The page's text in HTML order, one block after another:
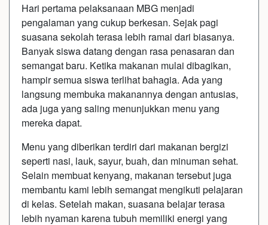
Hari pertama pelaksanaan MBG menjadi
pengalaman yang cukup berkesan. Sejak pagi
suasana sekolah terasa lebih ramai dari biasanya.
Banyak siswa datang dengan rasa penasaran dan
semangat baru. Ketika makanan mulai dibagikan,
hampir semua siswa terlihat bahagia. Ada yang
langsung membuka makanannya dengan antusias,
ada juga yang saling menunjukkan menu yang
mereka dapat.
Menu yang diberikan terdiri dari makanan bergizi
seperti nasi, lauk, sayur, buah, dan minuman sehat.
Selain membuat kenyang, makanan tersebut juga
membantu kami lebih semangat mengikuti pelajaran
di kelas. Setelah makan, suasana belajar terasa
lebih nyaman karena tubuh memiliki energi yang